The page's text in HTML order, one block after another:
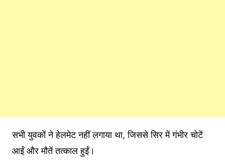
सभी युवकों ने हेलमेट नहीं लगाया था, जिससे सिर में गंभीर चोटें
आईं और मौतें तत्काल हुईं।